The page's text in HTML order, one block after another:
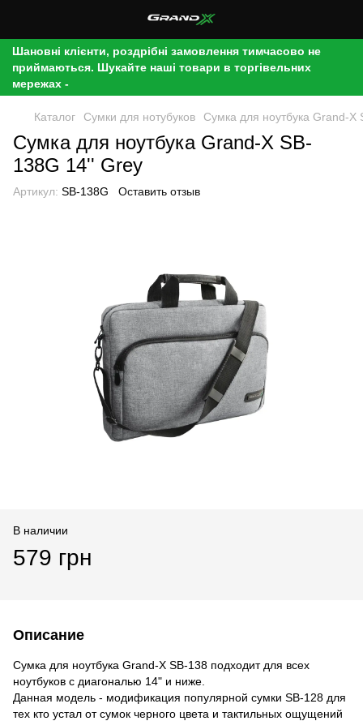
Шановні клієнти, роздрібні замовлення тимчасово не
приймаються. Шукайте наші товари в торгівельних
мережах -
Каталог Сумки для нотубуков Сумка для ноутбука Grand-X
Сумка для ноутбука Grand-X SB-
138G 14'' Grey
Артикул: SB-138G Оставить отзыв
В наличии
579 грн
Описание
Сумка для ноутбука Grand-X SB-138 подходит для всех
ноутбуков с диагональю 14" и ниже.
Данная модель - модификация популярной сумки SB-128 для
тех кто устал от сумок черного цвета и тактильных ощущений